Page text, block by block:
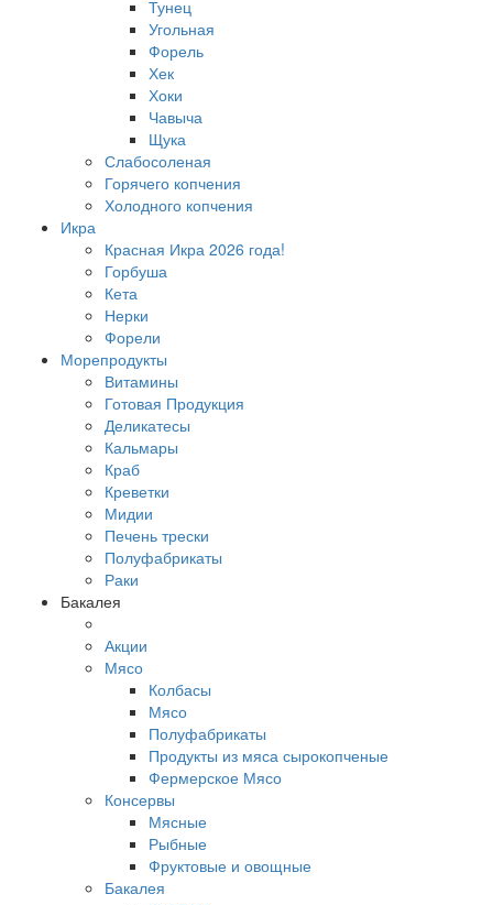
Тунец
Угольная
Форель
Хек
Хоки
Чавыча
Щука
Слабосоленая
Горячего копчения
Холодного копчения
Икра
Красная Икра 2026 года!
Горбуша
Кета
Нерки
Форели
Морепродукты
Витамины
Готовая Продукция
Деликатесы
Кальмары
Краб
Креветки
Мидии
Печень трески
Полуфабрикаты
Раки
Бакалея
Акции
Мясо
Колбасы
Мясо
Полуфабрикаты
Продукты из мяса сырокопченые
Фермерское Мясо
Консервы
Мясные
Рыбные
Фруктовые и овощные
Бакалея